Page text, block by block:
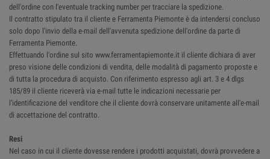
dell'ordine con l'eventuale tracking number per tracciare la spedizione.
Il contratto stipulato tra il cliente e Ferramenta Piemonte è da intendersi concluso
solo dopo l'invio della e-mail dell'avvenuta spedizione dell'ordine da parte di
Ferramenta Piemonte.
Effettuando l'ordine sul sito www.ferramentapiemonte.it il cliente dichiara di aver
preso visione delle condizioni di vendita, delle modalità di pagamento proposte e
di tutta la procedura di acquisto. Con riferimento espresso agli art. 3 e 4 dlgs
185/89 il cliente riceverà via e-mail tutte le indicazioni necessarie per
l'identificazione del venditore che il cliente dovrà conservare unitamente all'e-mail
di accettazione del contratto.
Resi
Nel caso in cui il cliente dovesse rendere i prodotti acquistati, dovrà provvedere a